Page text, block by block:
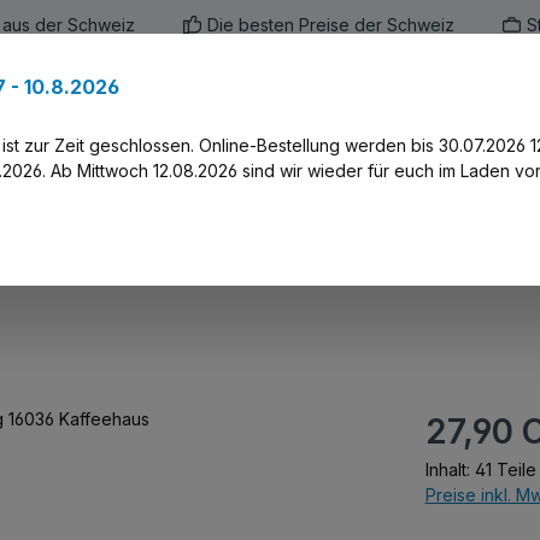
der Schweiz Die besten Preise der Schweiz
King 16036 Kaffeehaus
Regulärer
27,90
Inhalt: 41 Teile
Preise inkl.
- 10.8.2026
zur Zeit geschlossen. Online-Bestellung werden bis 30.07.2026
Ab Mittwoch 12.08.2026 sind wir wieder für euch im Laden vor